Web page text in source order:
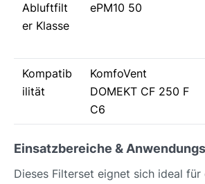
Abluftfilt
er Klasse
ePM10 50
Kompatib
ilität
KomfoVent
DOMEKT CF 250 F
C6
Einsatzbereiche &
Dieses Filterset eignet sich ideal für